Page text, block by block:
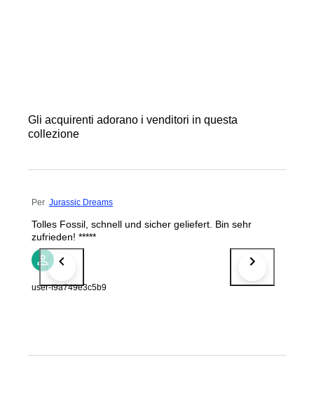
Gli acquirenti adorano i venditori in questa
collezione
Per Jurassic Dreams
Tolles Fossil, schnell und sicher geliefert. Bin sehr
zufrieden! *****
user-f9a749e3c5b9